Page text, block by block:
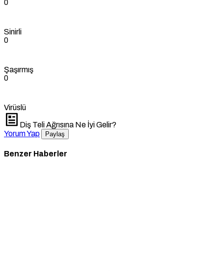
0
Sinirli
0
Şaşırmış
0
Virüslü
Diş Teli Ağrısına Ne İyi Gelir?
Yorum Yap
Paylaş
Benzer Haberler